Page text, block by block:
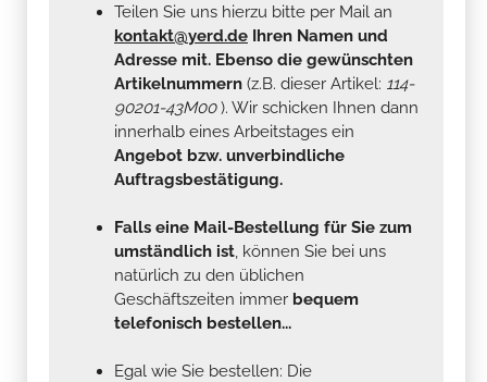
Teilen Sie uns hierzu bitte per Mail an
kontakt@yerd.de Ihren Namen und
Adresse mit. Ebenso die gewünschten
Artikelnummern (z.B. dieser Artikel: 114-
90201-43M00). Wir schicken Ihnen dann
innerhalb eines Arbeitstages ein
Angebot bzw. unverbindliche
Auftragsbestätigung.
Falls eine Mail-Bestellung für Sie zum
umständlich ist, können Sie bei uns
natürlich zu den üblichen
Geschäftszeiten immer bequem
telefonisch bestellen...
Egal wie Sie bestellen: Die